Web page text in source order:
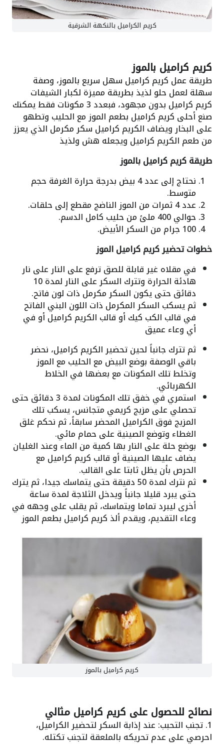
كريم الكراميل بالنكهة الشرقية
كريم كراميل بالموز
طريقة عمل كريم كراميل سهل سريع بالموز، وصفة
سهلة لعمل حلو لذيذ بطريقة مميزة لكبار الشيفات
كريم كراميل بدون مجهود، فبعدد 3 مكونات فقط يمكنك
صنع أحلى كريم كراميل بطعم الموز مع الحليب وتطهو
على البخار ويضاف الكريم كراميل سكر مكرمل الذي يعزز
من طعم الكريم كراميل ويجعله هش ولذيذ
طريقة كريم كراميل بالموز
نحتاج إلى عدد 4 بيض بدرجة حرارة الغرفة حجم
متوسط.
عدد 4 ثمرات من الموز الناضج مقطع إلى حلقات.
حوالي 400 ملئ من حليب كامل الدسم.
100 جرام من السكر الأبيض.
خطوات تحضير كريم كراميل الموز
في مقلاه غير قابلة للصق ترفع على النار على نار
هادئة الحرارة وتترك السكر على النار لمدة 10
دقائق حتى يكون السكر مكرمل ذات لون فاتح.
ثم يسكب السكر المكرمل ذات اللون البني الفاتح
في قالب الكب كيك أو قالب الكريم كراميل أو في
أي وعاء عميق
ثم تترك جانباً لحين تحضير الكريم كراميل، نحضر
باقي الوصفة بوضع البيض مع الحليب مع الموز
وتخلط تلك المكونات مع بعضها في الخلاط
الكهربائي.
استمري في خفق تلك المكونات لمدة 3 دقائق حتى
تحصلي على مزيج كريمي متجانس، يسكب تلك
المزيج فوق الكراميل المحضر سابقاً، ثم نحكم غلق
الغطاء وتوضع الصينية على حمام مائي.
بوضع حلة على النار بها كمية من الماء وعند الغليان
يضاف عليها الصينية أو قالب كريم كراميل مع
الحرص بأن يظل ثابتا على القالب.
ثم نترك لمدة 50 دقيقة حتى يتماسك جيدا، ثم يترك
حتى يبرد قليلا جانباً ويدخل الثلاجة لمدة ساعة
أخرى ليبرد تماما ويتماسك، ثم يقلب على وجهه في
وعاء التقديم، ويقدم ألذ كريم كراميل بطعم الموز
كريم كراميل بالموز
نصائح للحصول على كريم كراميل مثالي
1. تجنب التحبب: عند إذابة السكر لتحضير الكراميل،
احرصي على عدم تحريكه بالملعقة لتجنب تكتله.